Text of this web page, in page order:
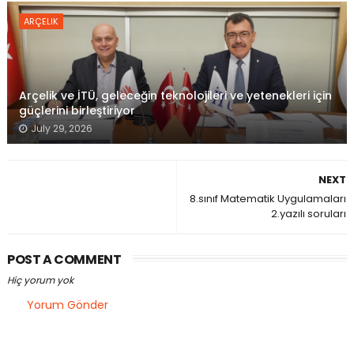
ARÇELIK
Arçelik ve İTÜ, geleceğin teknolojileri ve yetenekleri için
güçlerini birleştiriyor
July 29, 2026
NEXT
8.sınıf Matematik Uygulamaları
2.yazılı soruları
POST A COMMENT
Hiç yorum yok
Yorum Gönder